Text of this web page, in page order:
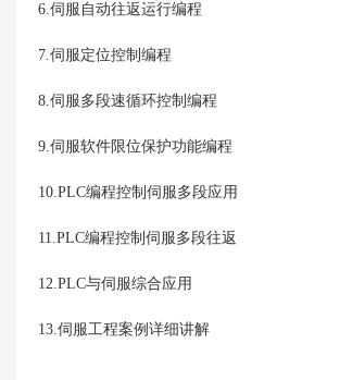
6.伺服自动往返运行编程
7.伺服定位控制编程
8.伺服多段速循环控制编程
9.伺服软件限位保护功能编程
10.PLC编程控制伺服多段应用
11.PLC编程控制伺服多段往返
12.PLC与伺服综合应用
13.伺服工程案例详细讲解